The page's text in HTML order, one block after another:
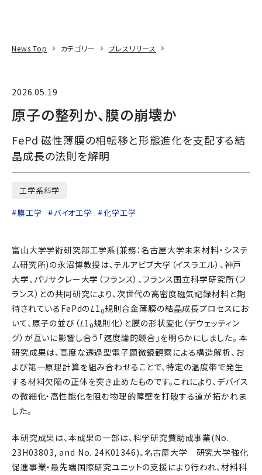
News Top カテゴリー プレスリリース
2026.05.19
原子の整列か、膜の崩壊か
FePd 磁性薄膜の相転移と形態進化を支配する結
晶成長の法則を解明
工学系科学
膜工学
バイオ工学 化学工学
富山大学学術研究部工学系(兼務：名古屋大学未来材料・システ
ム研究所)の永沼博教授は、テルアビブ大学（イスラエル）、神戸
大学、パリサクレー大学（フランス）、フランス国立科学研究所（フ
ランス）との共同研究により、次世代の高密度磁気記録材料と期
待されているFePdのL1 0規則合金薄膜の結晶成長プロセスにお
いて、原子の並び（L1 0規則化）と膜の形状変化（デウェッティン
グ）が互いに影響し合う「速度論的競合」を明らかにしました。 本
研究成果は、高度な透過型電子顕微鏡観察による構造解析、お
よび第一原理計算を組み合わせることで、特定の温度帯で発生
する材料欠陥の正体を突き止めたものです。これにより、デバイス
の微細化・高性能化を阻む物理的障壁を打破する道が拓かれま
した。
本研究成果は、本成果の一部は、科学研究費助成事業(No.
23H03803, and No. 24K01346)、名古屋大学 研究大学強化
促進事業・最先端国際研究ユニットの支援により行われ、材料科